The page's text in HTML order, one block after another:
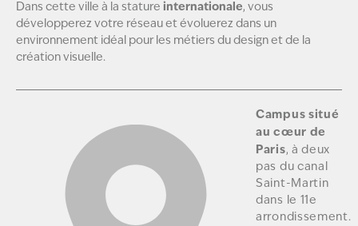
Dans cette ville à la stature internationale, vous
développerez votre réseau et évoluerez dans un
environnement idéal pour les métiers du design et de la
création visuelle.
Campus situé
au cœur de
Paris, à deux
pas du canal
Saint-Martin
dans le 11e
arrondissement.